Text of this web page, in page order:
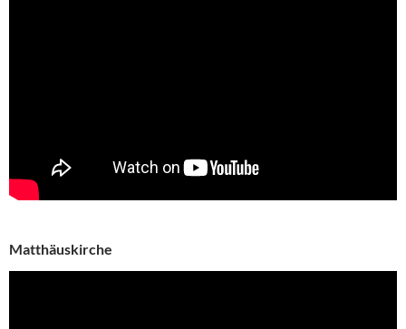
Matthäuskirche